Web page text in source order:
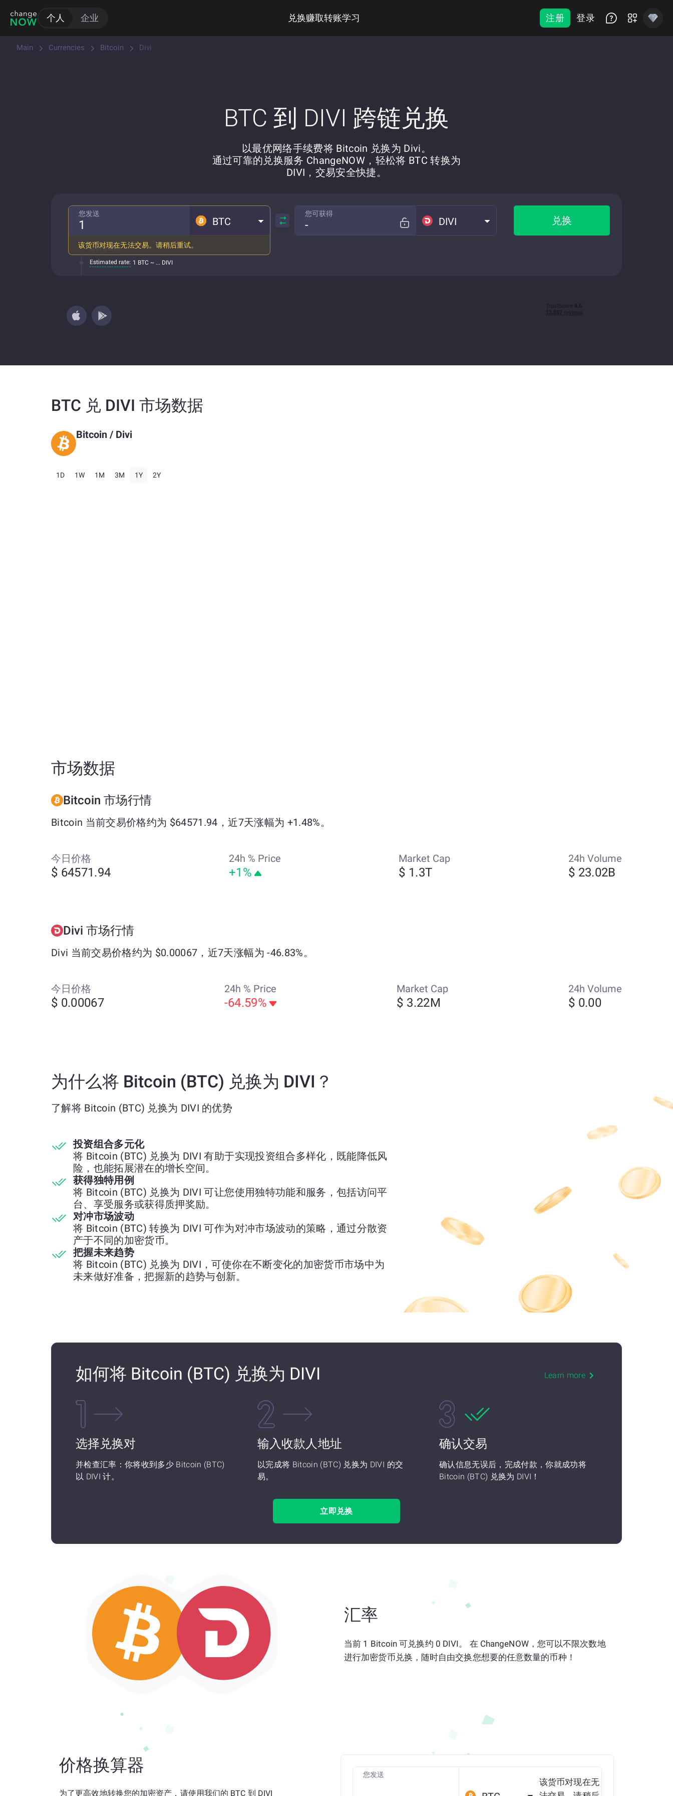
个人 企业 兑换赚取转账学习 注册 登录
Main Currencies Bitcoin Divi
BTC 到 DIVI 跨链兑换
以最优网络手续费将 Bitcoin 兑换为 Divi。
通过可靠的兑换服务 ChangeNOW，轻松将 BTC 转换为
DIVI，交易安全快捷。
您发送
BTC
该货币对现在无法交易。请稍后重试。
含所有费用
Estimated rate: 1 BTC ~ ... DIVI
您可获得
DIVI 兑换
BTC 兑 DIVI 市场数据
Bitcoin / Divi
1D 1W 1M 3M 1Y 2Y
市场数据
Bitcoin 市场行情
Bitcoin 当前交易价格约为 $64571.94，近7天涨幅为 +1.48%。
今日价格
$ 64571.94
24h % Price
+1%
Market Cap
$ 1.3T
24h Volume
$ 23.02B
Divi 市场行情
Divi 当前交易价格约为 $0.00067，近7天涨幅为 -46.83%。
今日价格
$ 0.00067
24h % Price
-64.59%
Market Cap
$ 3.22M
24h Volume
$ 0.00
为什么将 Bitcoin (BTC) 兑换为 DIVI？
了解将 Bitcoin (BTC) 兑换为 DIVI 的优势
投资组合多元化
将 Bitcoin (BTC) 兑换为 DIVI 有助于实现投资组合多样化，既能降低风
险，也能拓展潜在的增长空间。
获得独特用例
将 Bitcoin (BTC) 兑换为 DIVI 可让您使用独特功能和服务，包括访问平
台、享受服务或获得质押奖励。
对冲市场波动
将 Bitcoin (BTC) 转换为 DIVI 可作为对冲市场波动的策略，通过分散资
产于不同的加密货币。
把握未来趋势
将 Bitcoin (BTC) 兑换为 DIVI，可使你在不断变化的加密货币市场中为
未来做好准备，把握新的趋势与创新。
如何将 Bitcoin (BTC) 兑换为 DIVI Learn more
选择兑换对
并检查汇率：你将收到多少 Bitcoin (BTC)
以 DIVI 计。
输入收款人地址
以完成将 Bitcoin (BTC) 兑换为 DIVI 的交
易。
确认交易
确认信息无误后，完成付款，你就成功将
Bitcoin (BTC) 兑换为 DIVI！
立即兑换
汇率
当前 1 Bitcoin 可兑换约 0 DIVI。 在 ChangeNOW，您可以不限次数地
进行加密货币兑换，随时自由交换您想要的任意数量的币种！
价格换算器
为了更高效地转换您的加密资产，请使用我们的 BTC 到 DIVI
您发送
该货币对现在无